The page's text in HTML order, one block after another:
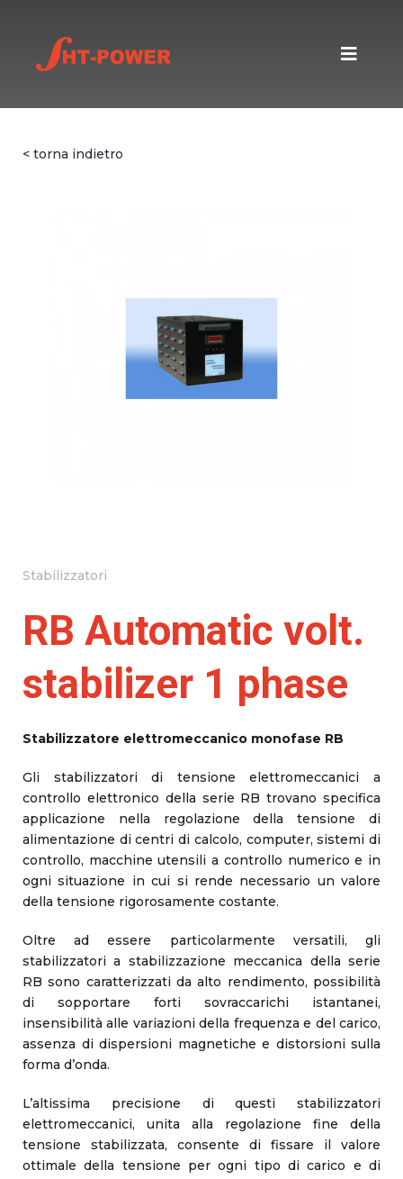
< torna indietro
Stabilizzatori
RB Automatic volt.
stabilizer 1 phase
Stabilizzatore elettromeccanico monofase RB
Gli stabilizzatori di tensione elettromeccanici a
controllo elettronico della serie RB trovano specifica
applicazione nella regolazione della tensione di
alimentazione di centri di calcolo, computer, sistemi di
controllo, macchine utensili a controllo numerico e in
ogni situazione in cui si rende necessario un valore
della tensione rigorosamente costante.
Oltre ad essere particolarmente versatili, gli
stabilizzatori a stabilizzazione meccanica della serie
RB sono caratterizzati da alto rendimento, possibilità
di sopportare forti sovraccarichi istantanei,
insensibilità alle variazioni della frequenza e del carico,
assenza di dispersioni magnetiche e distorsioni sulla
forma d’onda.
L’altissima precisione di questi stabilizzatori
elettromeccanici, unita alla regolazione fine della
tensione stabilizzata, consente di fissare il valore
ottimale della tensione per ogni tipo di carico e di